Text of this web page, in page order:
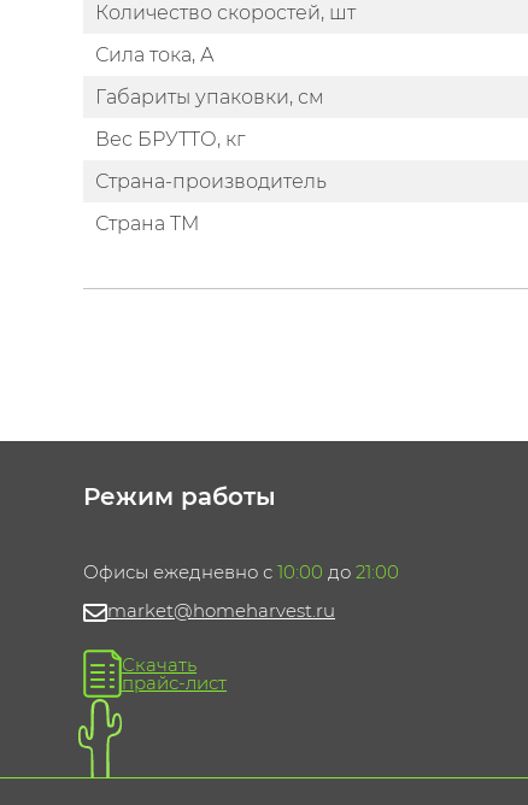
Количество скоростей, шт
Сила тока, А
Габариты упаковки, см
Вес БРУТТО, кг
Страна-производитель
Страна ТМ
Режим работы
Офисы ежедневно с 10:00 до 21:00
market@homeharvest.ru
Скачать
прайс-лист